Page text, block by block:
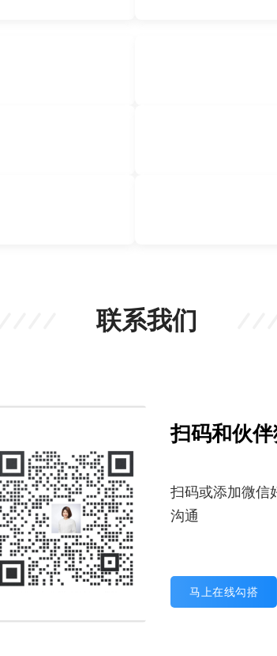
联系我们
扫码和伙
扫码或添加微信
沟通
马上在线勾搭